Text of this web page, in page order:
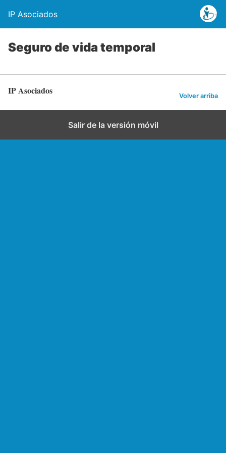
IP Asociados
Seguro de vida temporal
IP Asociados Volver arriba
Salir de la versión móvil